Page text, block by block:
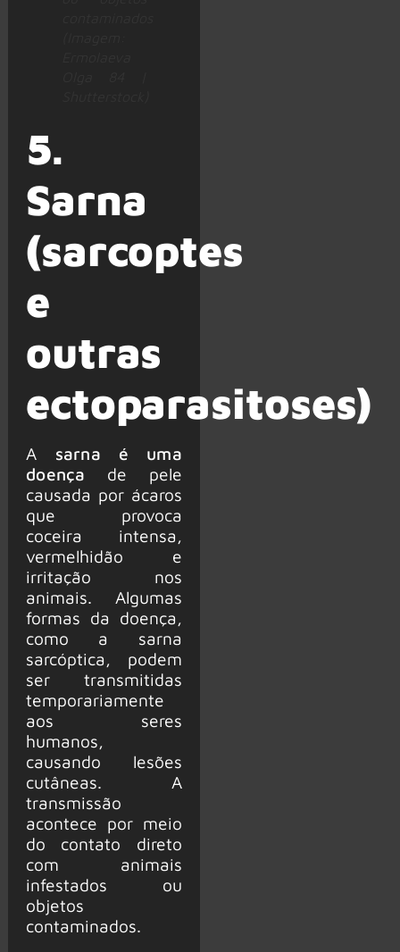
5.
Sarna
(sarcoptes
e
outras
ectoparasitoses)
A sarna é uma
doença de pele
causada por ácaros
que provoca
coceira intensa,
vermelhidão e
irritação nos
animais. Algumas
formas da doença,
como a sarna
sarcóptica, podem
ser transmitidas
temporariamente
aos seres
humanos,
causando lesões
cutâneas. A
transmissão
acontece por meio
do contato direto
com animais
infestados ou
objetos
contaminados.